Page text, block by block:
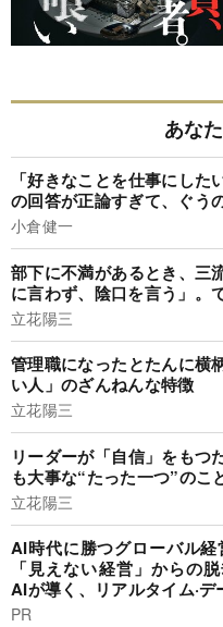
あな
「好きなことを仕事にし
の回答が正論すぎて、ぐう
小倉健一
部下に不満があるとき、三
に言わず、陰口を言う」。
立花陽三
管理職になったとたんに横
い人」のざんねんな特徴
立花陽三
リーダーが「自信」をもつ
も大事な“たった一つ”のこ
立花陽三
AI時代に勝つグローバル
「見えない経営」からの
AIが導く、リアルタイム·
PR